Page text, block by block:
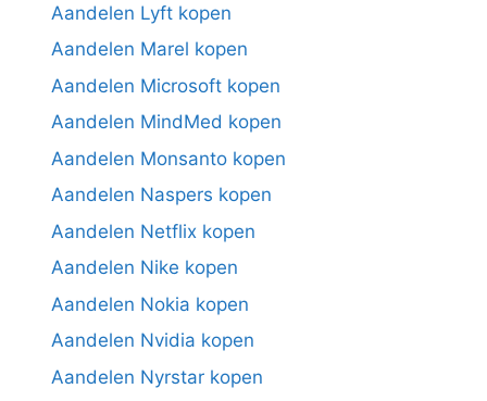
Aandelen Lyft kopen
Aandelen Marel kopen
Aandelen Microsoft kopen
Aandelen MindMed kopen
Aandelen Monsanto kopen
Aandelen Naspers kopen
Aandelen Netflix kopen
Aandelen Nike kopen
Aandelen Nokia kopen
Aandelen Nvidia kopen
Aandelen Nyrstar kopen